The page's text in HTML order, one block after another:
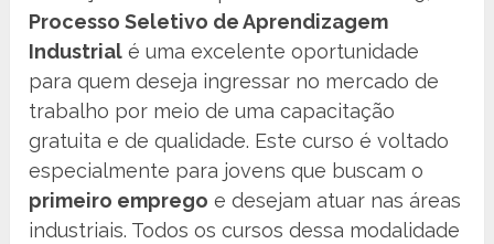
Processo Seletivo de Aprendizagem
Industrial é uma excelente oportunidade
para quem deseja ingressar no mercado de
trabalho por meio de uma capacitação
gratuita e de qualidade. Este curso é voltado
especialmente para jovens que buscam o
primeiro emprego e desejam atuar nas áreas
industriais. Todos os cursos dessa modalidade